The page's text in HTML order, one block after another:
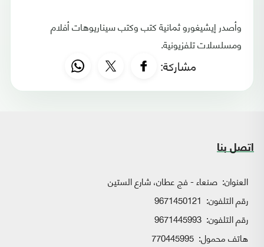
وأصدر إيشيغورو ثمانية كتب وكتب سيناريوهات أفلام
ومسلسلات تلفزيونية.
مشاركة:
اتصل بنا
العنوان: صنعاء - فج عطان، شارع الستين
رقم التلفون: 9671450121
رقم التلفون: 9671445993
هاتف محمول: 770445995